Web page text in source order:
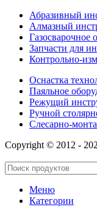
Абразивный
Алмазный
Газосварочное
Запчасти для
Контрольно-
Оснастка
Паяльное
Режущий
Ручной
Слесарно-
Copyright © 2012 -
Меню
Категории